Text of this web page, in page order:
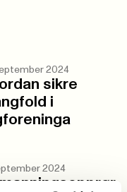
2024
sikre
i
2024